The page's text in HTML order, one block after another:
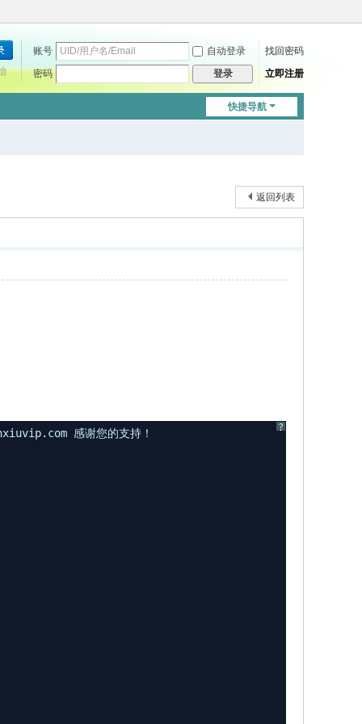
账号 自动登录
找回密码
密码
登录 立即注册
快捷导航
返回列表
?
感谢您的支持！